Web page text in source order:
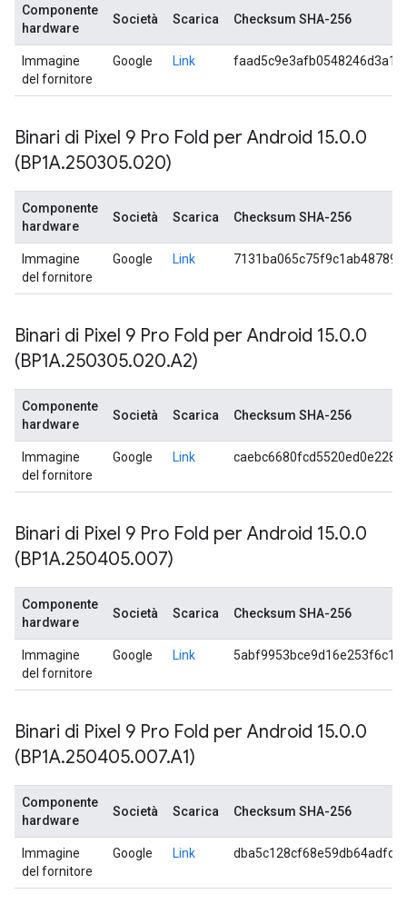
Componente
hardware
Società Scarica Checksum SHA-256
Immagine
del fornitore
Google Link
Binari di Pixel 9 Pro Fold per Android 15.0.0
(BP1A.250305.020)
Componente
hardware
Società Scarica Checksum SHA-256
Immagine
del fornitore
Google Link
Binari di Pixel 9 Pro Fold per Android 15.0.0
(BP1A.250305.020.A2)
Componente
hardware
Società Scarica Checksum SHA-256
Immagine
del fornitore
Google Link
Binari di Pixel 9 Pro Fold per Android 15.0.0
(BP1A.250405.007)
Componente
hardware
Società Scarica Checksum SHA-256
Immagine
del fornitore
Google Link
Binari di Pixel 9 Pro Fold per Android 15.0.0
(BP1A.250405.007.A1)
Componente
hardware
Società Scarica Checksum SHA-256
Immagine
del fornitore
Google Link